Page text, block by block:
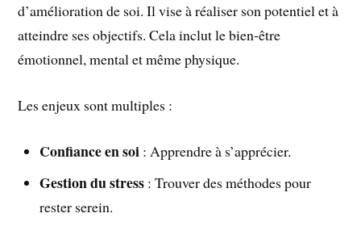
d’amélioration de soi. Il vise à réaliser son potentiel et à
atteindre ses objectifs. Cela inclut le bien-être
émotionnel, mental et même physique.
Les enjeux sont multiples :
Confiance en soi : Apprendre à s’apprécier.
Gestion du stress : Trouver des méthodes pour
rester serein.